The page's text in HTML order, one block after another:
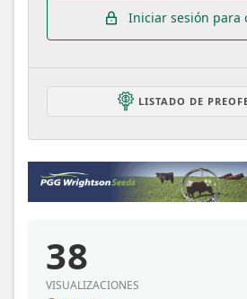
Iniciar sesión para
LISTADO DE
38
VISUALIZACIONES